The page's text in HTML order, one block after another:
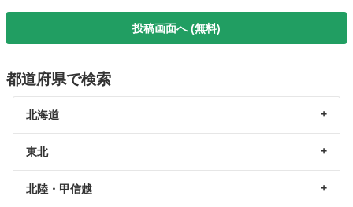
投稿画面へ (無料)
都道府県で検索
北海道
東北
北陸・甲信越